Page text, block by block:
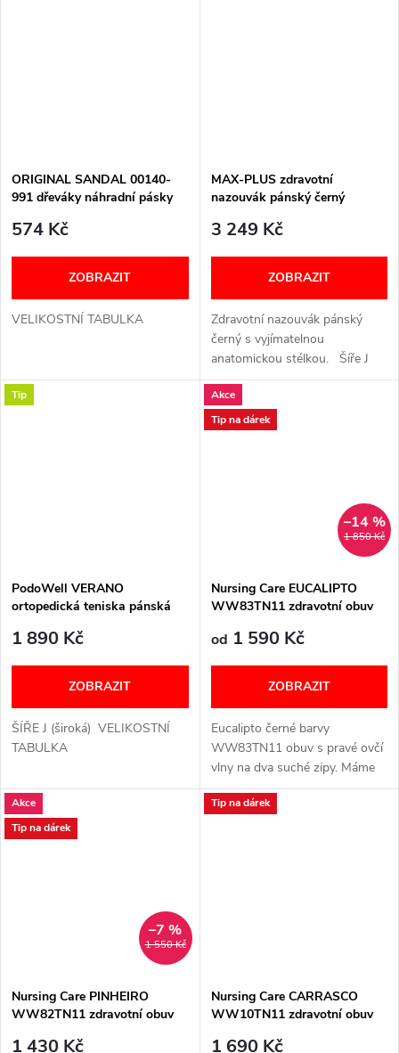
ORIGINAL SANDAL 00140-
991 dřeváky náhradní pásky
574 Kč
ZOBRAZIT
VELIKOSTNÍ TABULKA
MAX-PLUS zdravotní
nazouvák pánský černý
3 249 Kč
ZOBRAZIT
Zdravotní nazouvák pánský
černý s vyjímatelnou
anatomickou stélkou. Šíře J
(extra široká) VELIKOSTNÍ
TABULKA
Tip
PodoWell VERANO
ortopedická teniska pánská
1 890 Kč
ZOBRAZIT
ŠÍŘE J (široká) VELIKOSTNÍ
TABULKA
Akce
Tip na dárek
1 850 Kč
–14 %
Nursing Care EUCALIPTO
WW83TN11 zdravotní obuv
od 1 590 Kč
ZOBRAZIT
Eucalipto černé barvy
WW83TN11 obuv s pravé ovčí
vlny na dva suché zipy. Máme
také v hnědé barvě. Velký
otvor Dva nastavitelné suché
Akce
Tip na dárek
1 550 Kč
–7 %
Nursing Care PINHEIRO
WW82TN11 zdravotní obuv
1 430 Kč
Tip na dárek
Nursing Care CARRASCO
WW10TN11 zdravotní obuv
1 690 Kč